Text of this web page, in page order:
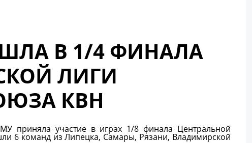
В 1/4 ФИНАЛА
ЛИГИ
КВН
приняла участие в играх 1/8 финала Центральной
6 команд из Липецка, Самары, Рязани, Владимирской